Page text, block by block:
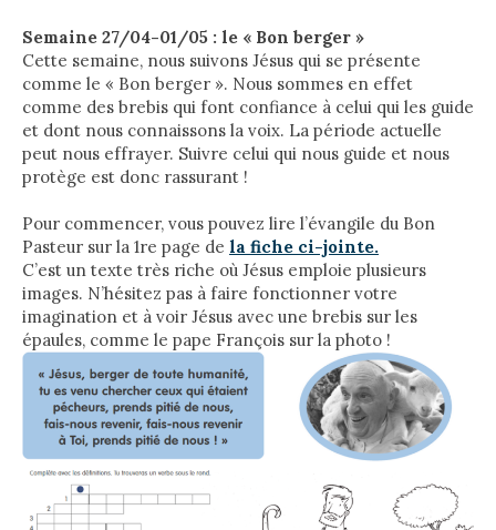
Semaine 27/04-01/05 : le « Bon berger »
Cette semaine, nous suivons Jésus qui se présente
comme le « Bon berger ». Nous sommes en effet
comme des brebis qui font confiance à celui qui les guide
et dont nous connaissons la voix. La période actuelle
peut nous effrayer. Suivre celui qui nous guide et nous
protège est donc rassurant !
Pour commencer, vous pouvez lire l’évangile du Bon
Pasteur sur la 1re page de la fiche ci-jointe.
C’est un texte très riche où Jésus emploie plusieurs
images. N’hésitez pas à faire fonctionner votre
imagination et à voir Jésus avec une brebis sur les
épaules, comme le pape François sur la photo !